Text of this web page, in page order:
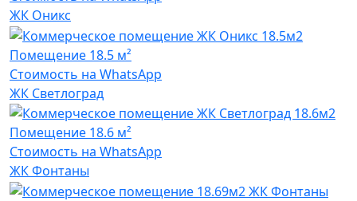
ЖК Оникс
Помещение 18.5 м²
Стоимость на WhatsApp
ЖК Светлоград
Помещение 18.6 м²
Стоимость на WhatsApp
ЖК Фонтаны